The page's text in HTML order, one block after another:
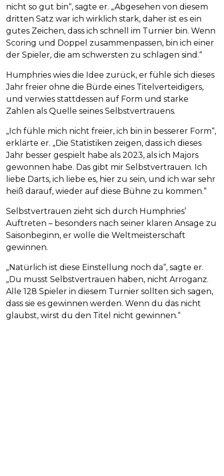
nicht so gut bin“, sagte er. „Abgesehen von diesem
dritten Satz war ich wirklich stark, daher ist es ein
gutes Zeichen, dass ich schnell im Turnier bin. Wenn
Scoring und Doppel zusammenpassen, bin ich einer
der Spieler, die am schwersten zu schlagen sind.“
Humphries wies die Idee zurück, er fühle sich dieses
Jahr freier ohne die Bürde eines Titelverteidigers,
und verwies stattdessen auf Form und starke
Zahlen als Quelle seines Selbstvertrauens.
„Ich fühle mich nicht freier, ich bin in besserer Form“,
erklärte er. „Die Statistiken zeigen, dass ich dieses
Jahr besser gespielt habe als 2023, als ich Majors
gewonnen habe. Das gibt mir Selbstvertrauen. Ich
liebe Darts, ich liebe es, hier zu sein, und ich war sehr
heiß darauf, wieder auf diese Bühne zu kommen.“
Selbstvertrauen zieht sich durch Humphries’
Auftreten – besonders nach seiner klaren Ansage zu
Saisonbeginn, er wolle die Weltmeisterschaft
gewinnen.
„Natürlich ist diese Einstellung noch da“, sagte er.
„Du musst Selbstvertrauen haben, nicht Arroganz.
Alle 128 Spieler in diesem Turnier sollten sich sagen,
dass sie es gewinnen werden. Wenn du das nicht
glaubst, wirst du den Titel nicht gewinnen.“